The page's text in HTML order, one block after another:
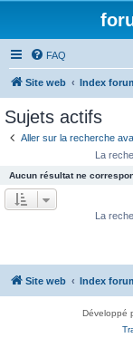
FAQ
Site web Index
Sujets actifs
Aller sur la recherche
La
Aucun résultat ne
La
Site web Index
Développé